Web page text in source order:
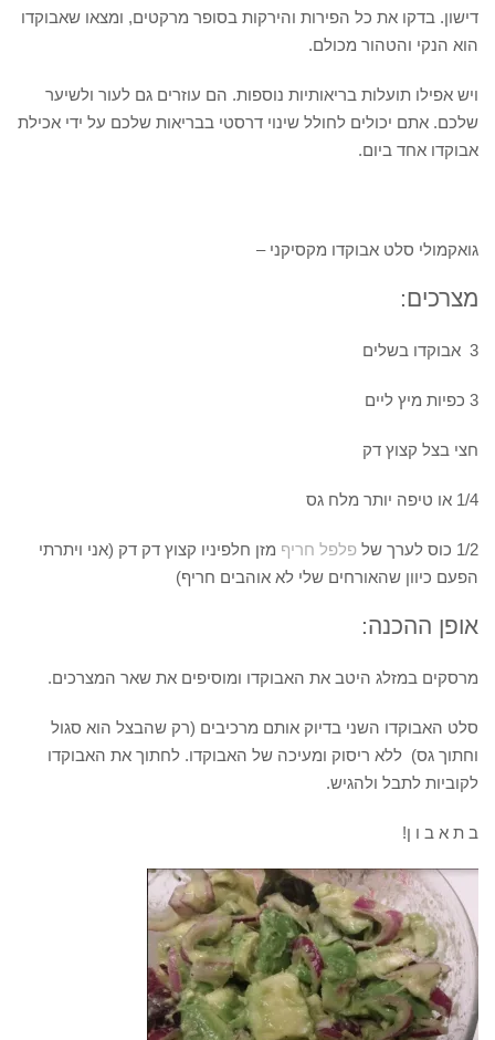
דישון. בדקו את כל הפירות והירקות בסופר מרקטים, ומצאו שאבוקדו
הוא הנקי והטהור מכולם.
ויש אפילו תועלות בריאותיות נוספות. הם עוזרים גם לעור ולשיער
שלכם. אתם יכולים לחולל שינוי דרסטי בבריאות שלכם על ידי אכילת
אבוקדו אחד ביום.
גואקמולי סלט אבוקדו מקסיקני –
מצרכים:
3 אבוקדו בשלים
3 כפיות מיץ ליים
חצי בצל קצוץ דק
1/4 או טיפה יותר מלח גס
1/2 כוס לערך של פלפל חריף מזן חלפיניו קצוץ דק דק (אני ויתרתי
הפעם כיוון שהאורחים שלי לא אוהבים חריף)
אופן ההכנה:
מרסקים במזלג היטב את האבוקדו ומוסיפים את שאר המצרכים.
סלט האבוקדו השני בדיוק אותם מרכיבים (רק שהבצל הוא סגול
וחתוך גס) ללא ריסוק ומעיכה של האבוקדו. לחתוך את האבוקדו
לקוביות לתבל ולהגיש.
ב ת א ב ו ן!